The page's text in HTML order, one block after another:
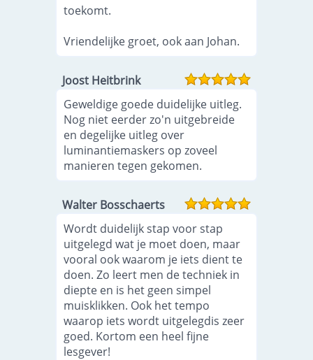
toekomt.
Vriendelijke groet, ook aan Johan.
Joost Heitbrink
Geweldige goede duidelijke uitleg.
Nog niet eerder zo'n uitgebreide
en degelijke uitleg over
luminantiemaskers op zoveel
manieren tegen gekomen.
Walter Bosschaerts
Wordt duidelijk stap voor stap
uitgelegd wat je moet doen, maar
vooral ook waarom je iets dient te
doen. Zo leert men de techniek in
diepte en is het geen simpel
muisklikken. Ook het tempo
waarop iets wordt uitgelegdis zeer
goed. Kortom een heel fijne
lesgever!